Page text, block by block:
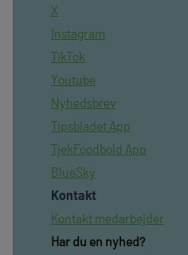
X
Instagram
TikTok
Youtube
Nyhedsbrev
Tipsbladet App
TjekFoodbold App
BlueSky
Kontakt
Kontakt medarbejder
Har du en nyhed?